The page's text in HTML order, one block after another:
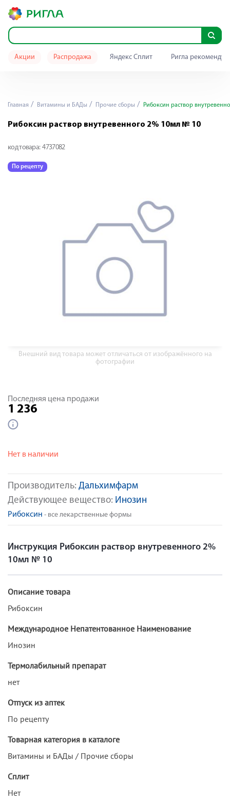
Акции Распродажа Яндекс Сплит Ригла
Главная Витамины и БАДы Прочие сборы Рибоксин раствор
Рибоксин раствор внутревенного 2% 10мл № 10
код товара: 4737082
По рецепту
Внешний вид товара может отличаться от изображённого на
фотографии
Производитель: Дальхимфарм
Действующее вещество: Инозин
Рибоксин - все лекарственные формы
Последняя цена продажи
1 236
Нет в наличии
Инструкция Рибоксин раствор внутревенного 2%
10мл № 10
Описание товара
Рибоксин
Международное Непатентованное Наименование
Инозин
Термолабильный препарат
нет
Отпуск из аптек
По рецепту
Товарная категория в каталоге
Витамины и БАДы / Прочие сборы
Сплит
Нет